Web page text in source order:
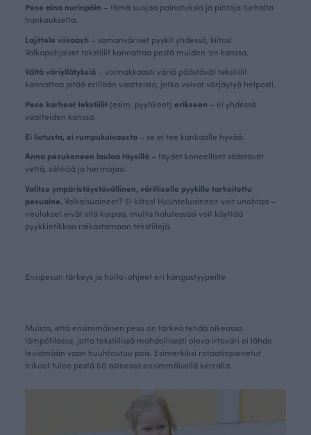
Pese aina nurinpäin – tämä suojaa painatuksia ja pintoja turhalta
hankaukselta.
Lajittele viisaasti – samanväriset pyykit yhdessä, kiitos!
Valkopohjaiset tekstiilit kannattaa pestä muiden ’en kanssa.
Vältä väriyllätyksiä – voimakkaasti väriä päästävät tekstiilit
kannattaa pitää erillään vaatteista, jotka voivat värjäytyä helposti.
Pese karheat tekstiilit (esim. pyyhkeet) erikseen – ei yhdessä
vaatteiden kanssa.
Ei liotusta, ei rumpukuivausta – se ei tee kankaalle hyvää.
Anna pesukoneen laulaa täysillä – täydet koneelliset säästävät
vettä, sähköä ja hermojasi.
Valitse ympäristöystävällinen, värilliselle pyykille tarkoitettu
pesuaine. Valkaisuaineet? Ei kiitos! Huuhteluaineen voit unohtaa –
neulokset eivät sitä kaipaa, mutta halutessasi voit käyttää
pyykkietikkaa raikastamaan tekstiilejä.
Ensipesun tärkeys ja hoito-ohjeet eri kangastyypeille
Muista, että ensimmäinen pesu on tärkeä tehdä oikeassa
lämpötilassa, jotta tekstiilissä mahdollisesti oleva irtoväri ei lähde
leviämään vaan huuhtoutuu pois. Esimerkiksi rotaatiopainetut
trikoot tulee pestä 60 asteessa ensimmäisellä kerralla.